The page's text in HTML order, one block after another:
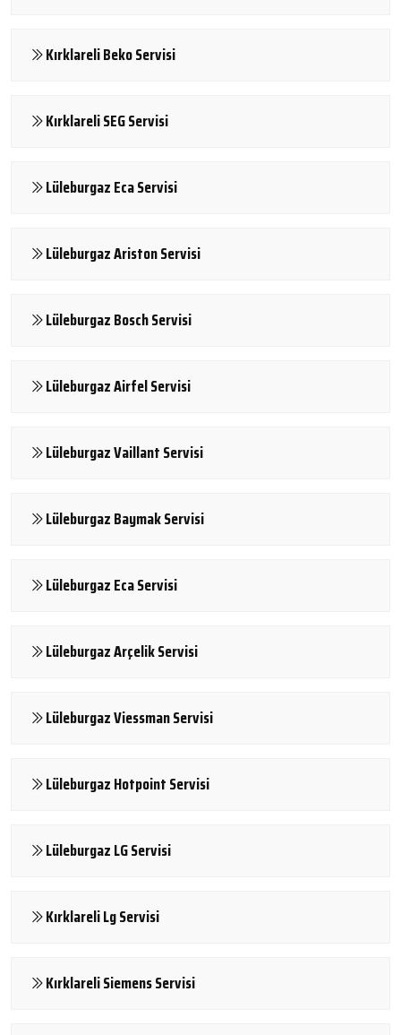
Kırklareli Beko Servisi
Kırklareli SEG Servisi
Lüleburgaz Eca Servisi
Lüleburgaz Ariston Servisi
Lüleburgaz Bosch Servisi
Lüleburgaz Airfel Servisi
Lüleburgaz Vaillant Servisi
Lüleburgaz Baymak Servisi
Lüleburgaz Eca Servisi
Lüleburgaz Arçelik Servisi
Lüleburgaz Viessman Servisi
Lüleburgaz Hotpoint Servisi
Lüleburgaz LG Servisi
Kırklareli Lg Servisi
Kırklareli Siemens Servisi